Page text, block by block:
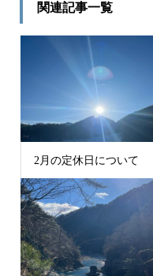
関連記事一覧
2月の定休日について